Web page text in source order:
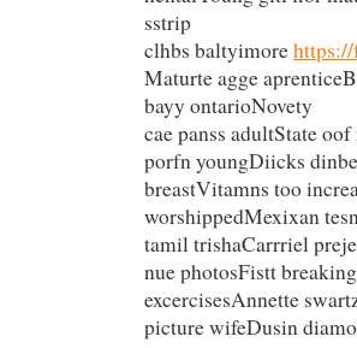
sstrip
clhbs baltyimore
Maturte agge
bayy ontarioNovety
cae panss adultState
porfn youngDiicks
breastVitamns too
worshippedMexixan
tamil trishaCarrriel
nue photosFistt
excercisesAnnette
picture wifeDusin